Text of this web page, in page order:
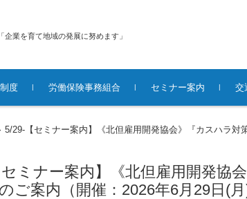
「企業を育て地域の発展に努めます」
度 労働保険事務組合 セミナー案内 交
5/29-【セミナー案内】《北但雇用開発協会》『カスハラ対
ミナー案内】《北但雇用開発協
ご案内（開催：2026年6月29日(月)